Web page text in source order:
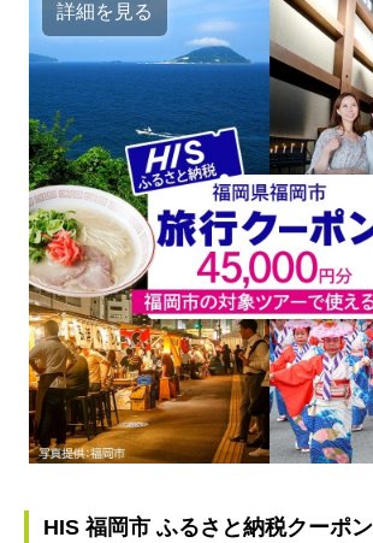
詳細を見る
HIS 福岡市 ふるさと納税クーポ